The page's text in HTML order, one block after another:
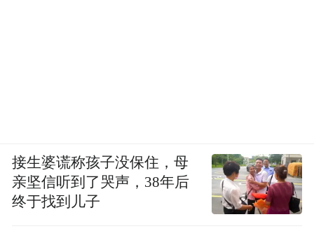
接生婆谎称孩子没保住，母
亲坚信听到了哭声，38年后
终于找到儿子